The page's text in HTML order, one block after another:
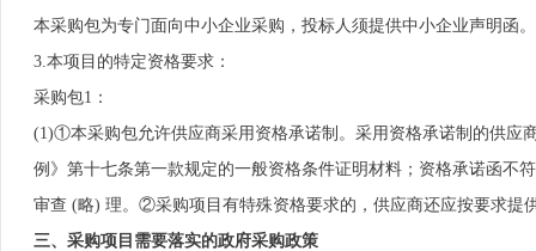
本采购包为专门面向中小企业采购，投标人须提供中小企业声明函
3.本项目的特定资格要求：
采购包1：
(1)①本采购包允许供应商采用资格承诺制。采用资格承诺制的供应
例》第十七条第一款规定的一般资格条件证明材料；资格承诺函不
审查 (略) 理。②采购项目有特殊资格要求的，供应商还应按要求提
三、采购项目需要落实的政府采购政策